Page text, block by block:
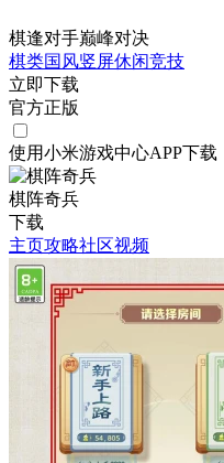
棋逢对手巅峰对决
棋类国风竖屏休闲竞技
立即下载
官方正版
使用小米游戏中心APP下载
棋阵奇兵
下载
主页攻略社区视频